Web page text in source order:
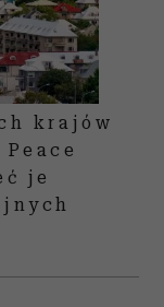
krajów
je